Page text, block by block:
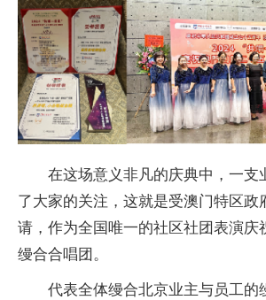
在这场意义非凡的庆典中，一支
了大家的关注，这就是受澳门特区政
请，作为全国唯一的社区社团表演庆
缦合合唱团。
代表全体缦合北京业主与员工的